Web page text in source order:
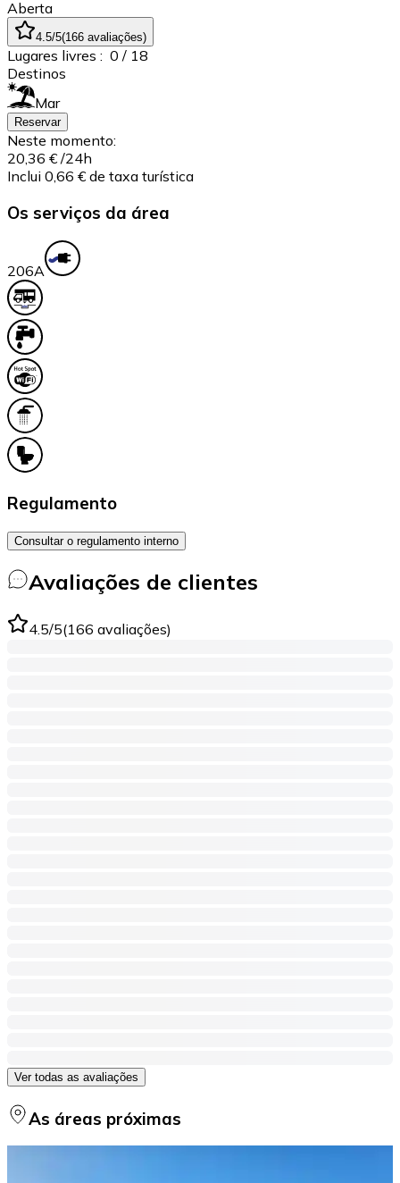
Aberta
4.5/5(166 avaliações)
Lugares livres : 0 / 18
Destinos
Mar
Reservar
Neste momento:
20,36 € /24h
Inclui 0,66 € de taxa turística
Os serviços da área
206A
Regulamento
Consultar o regulamento interno
Avaliações de clientes
4.5/5(166 avaliações)
Ver todas as avaliações
As áreas próximas